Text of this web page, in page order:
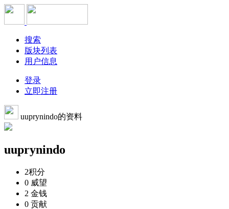
搜索
版块列表
用户信息
登录
立即注册
uuprynindo的资料
uuprynindo
2积分
0 威望
2 金钱
0 贡献